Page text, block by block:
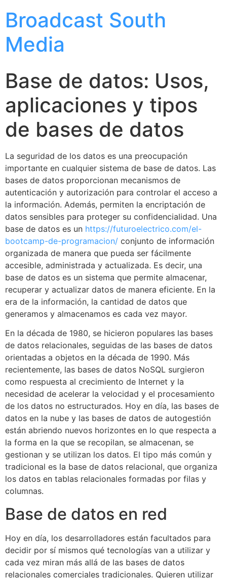
Broadcast South
Media
Base de datos: Usos,
aplicaciones y tipos
de bases de datos
La seguridad de los datos es una preocupación
importante en cualquier sistema de base de datos. Las
bases de datos proporcionan mecanismos de
autenticación y autorización para controlar el acceso a
la información. Además, permiten la encriptación de
datos sensibles para proteger su confidencialidad. Una
base de datos es un https://futuroelectrico.com/el-
bootcamp-de-programacion/ conjunto de información
organizada de manera que pueda ser fácilmente
accesible, administrada y actualizada. Es decir, una
base de datos es un sistema que permite almacenar,
recuperar y actualizar datos de manera eficiente. En la
era de la información, la cantidad de datos que
generamos y almacenamos es cada vez mayor.
En la década de 1980, se hicieron populares las bases
de datos relacionales, seguidas de las bases de datos
orientadas a objetos en la década de 1990. Más
recientemente, las bases de datos NoSQL surgieron
como respuesta al crecimiento de Internet y la
necesidad de acelerar la velocidad y el procesamiento
de los datos no estructurados. Hoy en día, las bases de
datos en la nube y las bases de datos de autogestión
están abriendo nuevos horizontes en lo que respecta a
la forma en la que se recopilan, se almacenan, se
gestionan y se utilizan los datos. El tipo más común y
tradicional es la base de datos relacional, que organiza
los datos en tablas relacionales formadas por filas y
columnas.
Base de datos en red
Hoy en día, los desarrolladores están facultados para
decidir por sí mismos qué tecnologías van a utilizar y
cada vez miran más allá de las bases de datos
relacionales comerciales tradicionales. Quieren utilizar